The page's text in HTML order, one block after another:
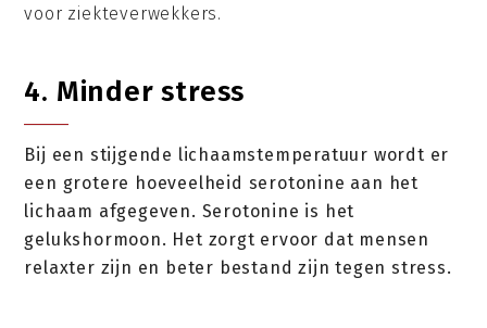
voor ziekteverwekkers.
4. Minder stress
Bij een stijgende lichaamstemperatuur wordt er
een grotere hoeveelheid serotonine aan het
lichaam afgegeven. Serotonine is het
gelukshormoon. Het zorgt ervoor dat mensen
relaxter zijn en beter bestand zijn tegen stress.